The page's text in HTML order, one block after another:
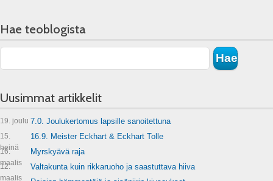
Hae teoblogista
Uusimmat artikkelit
19. joulu 7.0. Joulukertomus lapsille sanoitettuna
15.
heinä
16.9. Meister Eckhart & Eckhart Tolle
16.
maalis
Myrskyävä raja
12.
maalis
Valtakunta kuin rikkaruoho ja saastuttava hiiva